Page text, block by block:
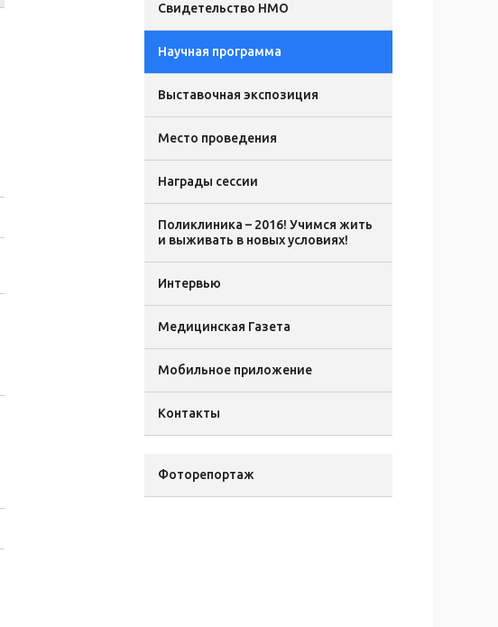
Свидетельство НМО
Научная программа
Выставочная экспозиция
Место проведения
Награды сессии
Поликлиника – 2016! Учимся жить
и выживать в новых условиях!
Интервью
Медицинская Газета
Мобильное приложение
Контакты
Фоторепортаж